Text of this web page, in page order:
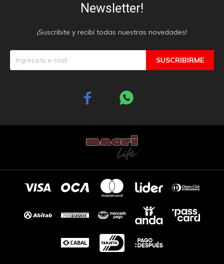
Newsletter!
¡Suscribite y recibí todas nuestras novedades!
SUSCRIBIRME
 